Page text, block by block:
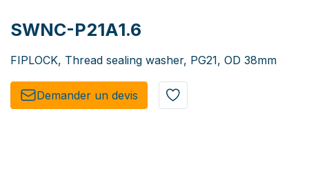
SWNC-P21A1.6
FIPLOCK, Thread sealing washer, PG21, OD 38mm
Demander un de​​vis​​